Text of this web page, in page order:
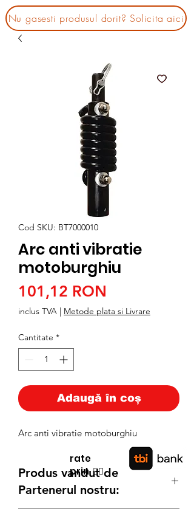
Nu gasesti produsul dorit? Solicita aici
Cod SKU: BT7000010
Arc anti vibratie
motoburghiu
101,12 RON
inclus TVA | Metode plata si Livrare
Cantitate *
Adaugă în coș
Arc anti vibratie motoburghiu
Produs vandut de
Partenerul nostru:
rate
prin👉🏿